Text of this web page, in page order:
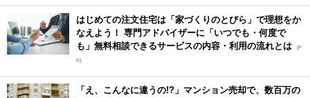
はじめての注文住宅は「家づくりのとびら」で理想をか
なえよう！ 専門アドバイザーに「いつでも・何度で
も」無料相談できるサービスの内容・利用の流れとは [P
R]
「え、こんなに違うの!?」マンション売却で、数百万の